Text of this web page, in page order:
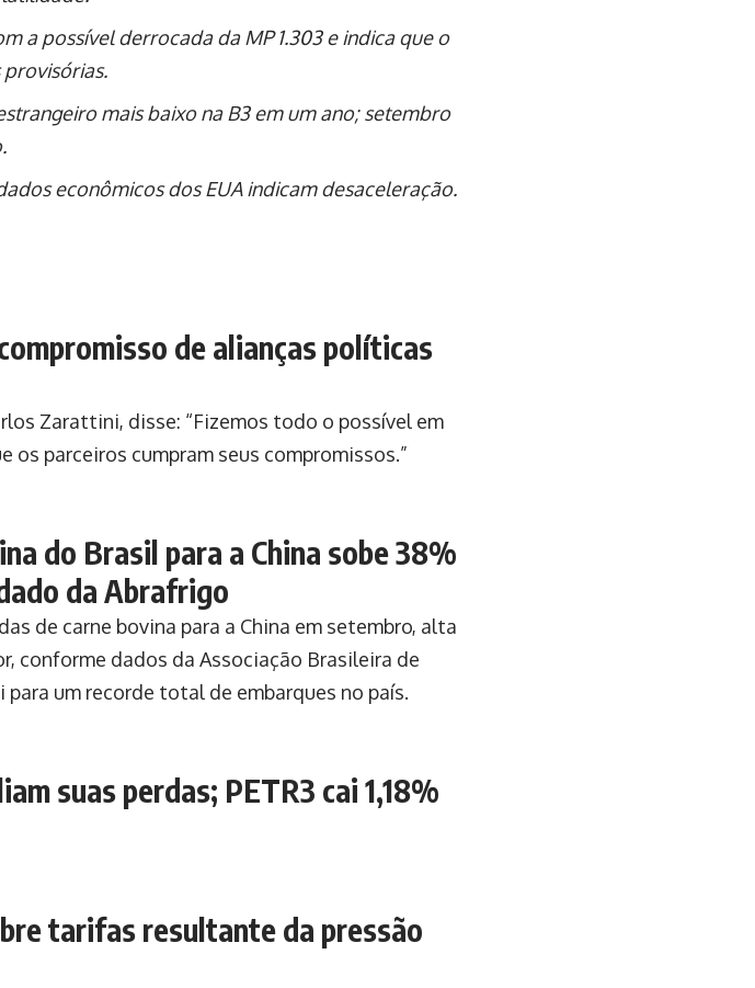
a possível derrocada da MP 1.303 e indica que o
mais baixo na B3 em um ano; setembro
econômicos dos EUA indicam desaceleração.
de alianças políticas
Zarattini, disse: “Fizemos todo o possível em
os parceiros cumpram seus compromissos.”
do Brasil para a China sobe 38%
da Abrafrigo
de carne bovina para a China em setembro, alta
conforme dados da Associação Brasileira de
um recorde total de embarques no país.
suas perdas; PETR3 cai 1,18%
tarifas resultante da pressão